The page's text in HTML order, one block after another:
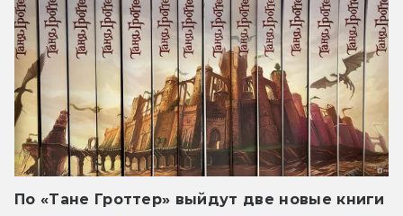
По «Тане Гроттер» выйдут две новые книги